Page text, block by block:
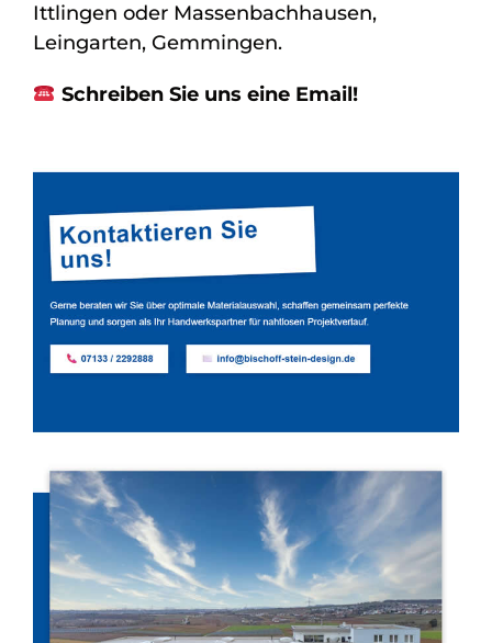
Ittlingen oder Massenbachhausen,
Leingarten, Gemmingen.
Schreiben Sie uns eine Email!